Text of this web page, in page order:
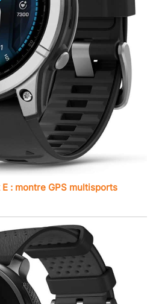
: montre GPS multisports